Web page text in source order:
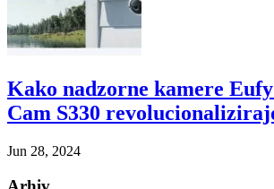
Kako nadzorne kamere
Cam S330
Jun 28, 2024